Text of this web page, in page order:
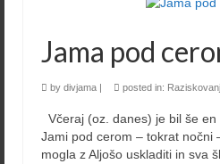
Jama pod
by divjama | posted in:
Včeraj (oz. danes) je bil še
Jami pod cerom – tokrat nočni
mogla z Aljošo uskladiti in sva